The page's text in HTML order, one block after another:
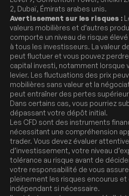
2, Dubaï, Émirats arabes unis.
Avertissement sur les risques :
valeurs mobilières et d’autres
comporte un niveau de risque
à tous les investisseurs. La valeur
peut fluctuer et vous pouvez
capital investi, notamment lorsque
levier. Les fluctuations des prix
mobilières sans valeur et la
peut entraîner des pertes
Dans certains cas, vous pourriez
dépassant votre dépôt initial.
Les CFD sont des instruments
nécessitant une compréhension
trader. Vous devez évaluer
d’investissement, votre niveau
tolérance au risque avant de
votre responsabilité de vous
pleinement les risques encourus
indépendant si nécessaire.